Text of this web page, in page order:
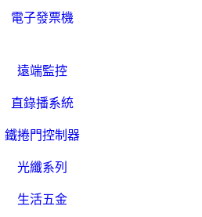
電子發票機
遠端監控
直錄播系統
鐵捲門控制器
光纖系列
生活五金